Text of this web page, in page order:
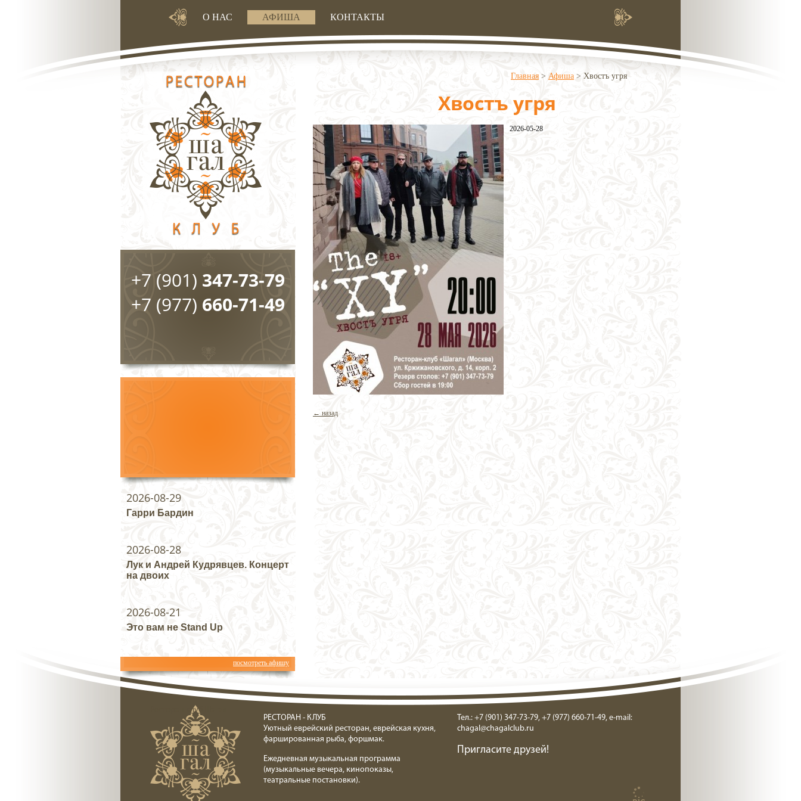
О НАС АФИША КОНТАКТЫ
Главная> Афиша > Хвостъ угря
Хвостъ угря
2026-05-28
← назад
+7 (901) 347-73-79
+7 (977) 660-71-49
2026-08-29
Гарри Бардин
2026-08-28
Лук и Андрей Кудрявцев. Концерт
на двоих
2026-08-21
Это вам не Stand Up
посмотреть афишу
Ресторан клуб Шагал
РЕСТОРАН - КЛУБ
Уютный еврейский ресторан, еврейская кухня,
фаршированная рыба, форшмак.
Ежедневная музыкальная программа
(музыкальные вечера, кинопоказы,
театральные постановки).
Тел.: +7 (901) 347-73-79, +7 (977) 660-71-49, e-mail:
chagal@chagalclub.ru
Пригласите друзей!